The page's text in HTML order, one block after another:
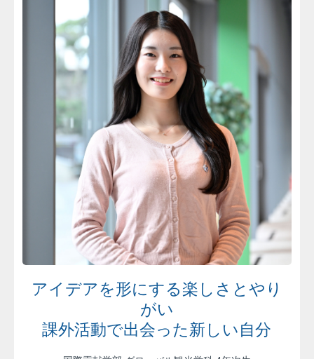
アイデアを形にする楽しさとやり
がい
課外活動で出会った新しい自分